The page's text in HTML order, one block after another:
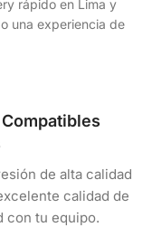
rápido en Lima y
una experiencia de
de alta calidad
calidad de
con tu equipo.